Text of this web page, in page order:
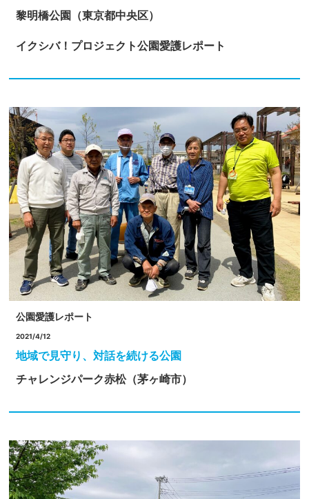
黎明橋公園（東京都中央区）
イクシバ！プロジェクト公園愛護レポート
公園愛護レポート
2021/4/12
地域で見守り、対話を続ける公園
チャレンジパーク赤松（茅ヶ崎市）